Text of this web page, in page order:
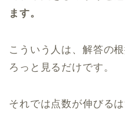
ます。
こういう人は、解答の
ろっと見るだけです。
それでは点数が伸びるは